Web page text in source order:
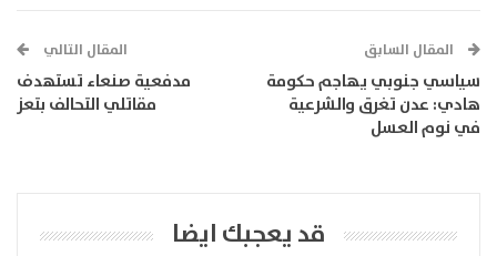
المقال السابق
سياسي جنوبي يهاجم حكومة
هادي: عدن تغرق والشرعية
في نوم العسل
المقال التالي
مدفعية صنعاء تستهدف
مقاتلي التحالف بتعز
قد يعجبك ايضا